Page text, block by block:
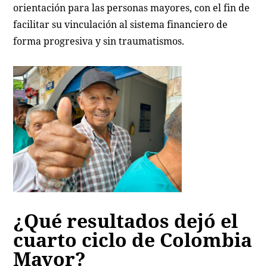
orientación para las personas mayores, con el fin de
facilitar su vinculación al sistema financiero de
forma progresiva y sin traumatismos.
¿Qué resultados dejó el
cuarto ciclo de Colombia
Mayor?